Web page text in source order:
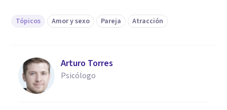
Tópicos Amor y sexo Pareja Atracción
Arturo Torres
Psicólogo